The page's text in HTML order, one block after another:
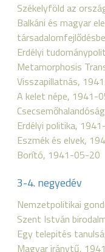
Székelyföld az
Balkáni és magyar
Erdélyi
Metamorphosis
Visszapillatnás,
A kelet népe, 1941-
Erdélyi politika,
Eszmék és elvek,
Borító, 1941-05-20
3-4. negyedév
Nemzetpolitikai
Szent István
Egy telepités
Magyar iránytű,